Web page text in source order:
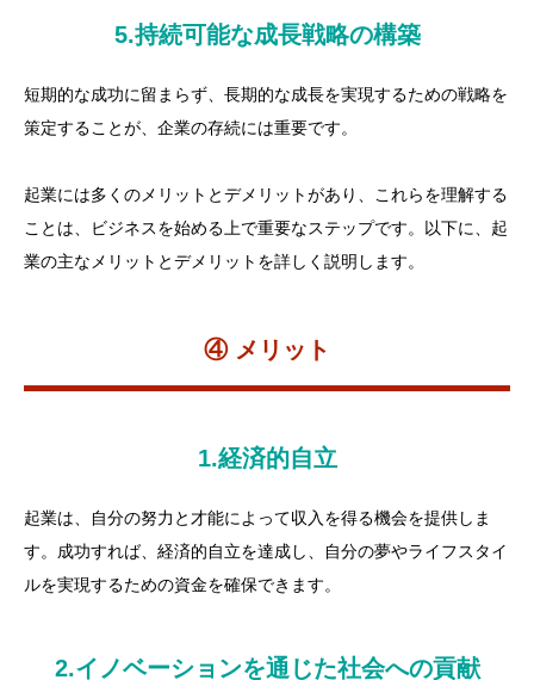
5.持続可能な成長戦略の構築
短期的な成功に留まらず、長期的な成長を実現するための戦略を
策定することが、企業の存続には重要です。
起業には多くのメリットとデメリットがあり、これらを理解する
ことは、ビジネスを始める上で重要なステップです。以下に、起
業の主なメリットとデメリットを詳しく説明します。
④ メリット
1.経済的自立
起業は、自分の努力と才能によって収入を得る機会を提供しま
す。成功すれば、経済的自立を達成し、自分の夢やライフスタイ
ルを実現するための資金を確保できます。
2.イノベーションを通じた社会への貢献